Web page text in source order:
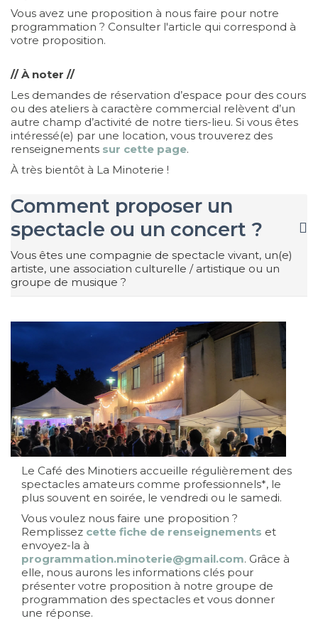
Vous avez une proposition à nous faire pour notre
programmation ? Consulter l'article qui correspond à
votre proposition.
// À noter //
Les demandes de réservation d’espace pour des cours
ou des ateliers à caractère commercial relèvent d’un
autre champ d’activité de notre tiers-lieu. Si vous êtes
intéressé(e) par une location, vous trouverez des
renseignements sur cette page.
À très bientôt à La Minoterie !
Comment proposer un
spectacle ou un concert ?
Vous êtes une compagnie de spectacle vivant, un(e)
artiste, une association culturelle / artistique ou un
groupe de musique ?
Le Café des Minotiers accueille régulièrement des
spectacles amateurs comme professionnels*, le
plus souvent en soirée, le vendredi ou le samedi.
Vous voulez nous faire une proposition ?
Remplissez cette fiche de renseignements et
envoyez-la à
programmation.minoterie@gmail.com. Grâce à
elle, nous aurons les informations clés pour
présenter votre proposition à notre groupe de
programmation des spectacles et vous donner
une réponse.